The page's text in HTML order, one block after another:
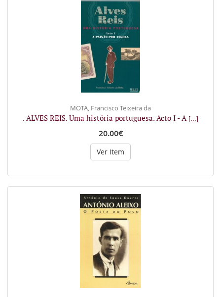
MOTA, Francisco Teixeira da
. ALVES REIS. Uma história portuguesa. Acto I - A [...]
20.00€
Ver Item